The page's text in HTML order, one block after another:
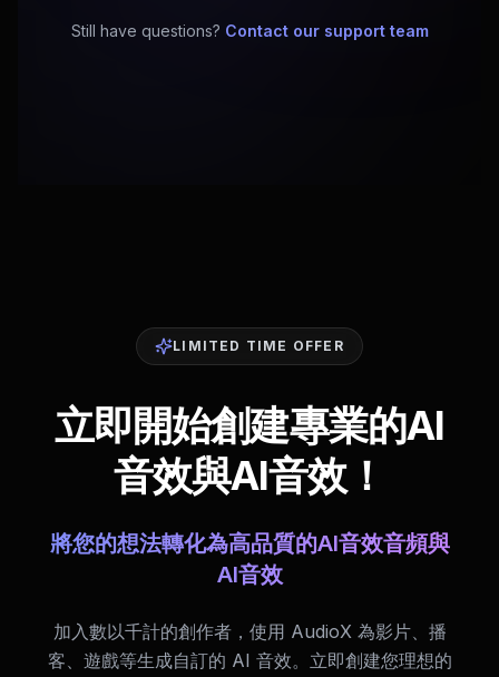
Still have questions? Contact our support team
LIMITED TIME OFFER
立即開始創建專業的AI
音效與AI音效！
將您的想法轉化為高品質的AI音效音頻與
AI音效
加入數以千計的創作者，使用 AudioX 為影片、播
客、遊戲等生成自訂的 AI 音效。立即創建您理想的